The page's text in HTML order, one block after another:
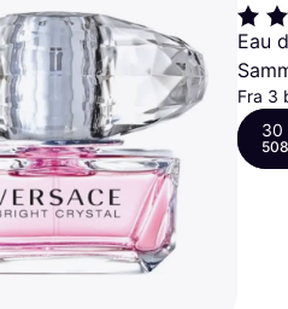
Betal innen
Finansiering
Vipps
kicks.no
Eau
Fra 3
30